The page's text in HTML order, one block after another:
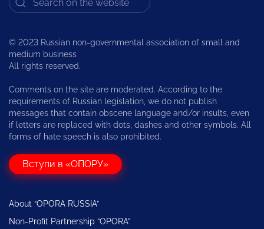
© 2023 Russian non-governmental association of small and
medium business
All rights reserved.
Comments on the site are moderated. According to the
requirements of Russian legislation, we do not publish
messages that contain obscene language and/or insults, even
if letters are replaced with dots, dashes and other symbols. All
forms of hate speech is also prohibited.
Вступи в «ОПОРУ»
About “OPORA RUSSIA”
Non-Profit Partnership “OPORA”